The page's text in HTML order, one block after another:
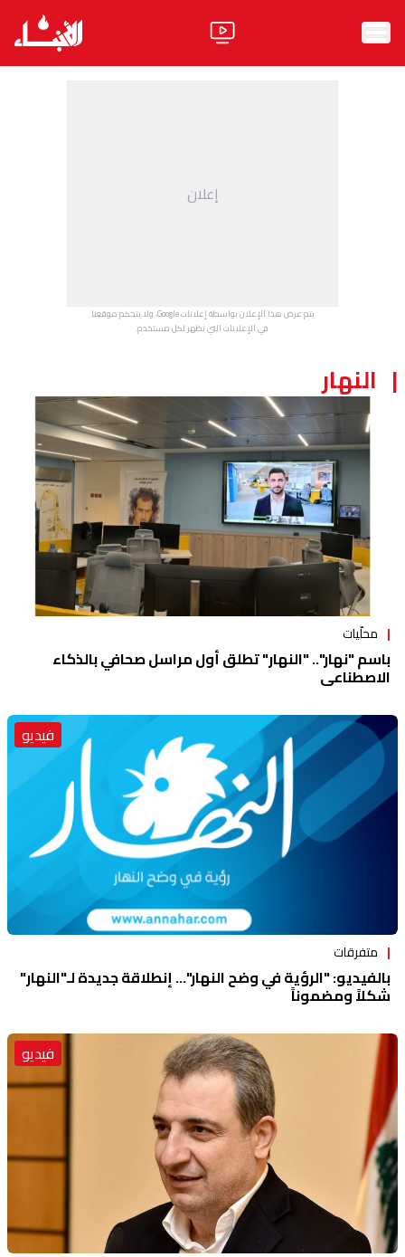
ثقافة ومجتمع
منوعات
إعلان
يتم عرض هذا الإعلان بواسطة إعلانات Google، ولا يتحكم موقعنا
في الإعلانات التي تظهر لكل مستخدم.
النهار
محلّيات
باسم "نهار".. "النهار" تطلق أول مراسل صحافي بالذكاء
الاصطناعي
فيديو
متفرقات
بالفيديو: "الرؤية في وضح النهار"... إنطلاقة جديدة لـ"النهار"
شكلاً ومضموناً
فيديو